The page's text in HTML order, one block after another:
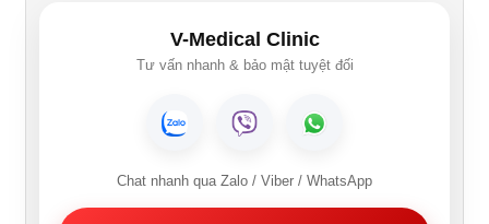
V-Medical Clinic
Tư vấn nhanh & bảo mật tuyệt đối
Chat nhanh qua Zalo / Viber / WhatsApp